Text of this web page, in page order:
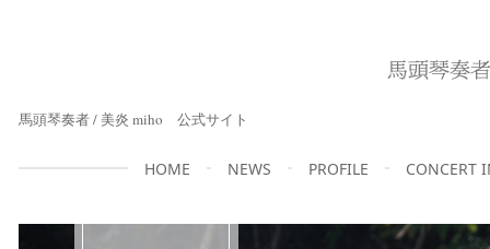
馬頭琴奏者 / 美炎 miho 公式サイト
HOME NEWS PROFILE CONCERT